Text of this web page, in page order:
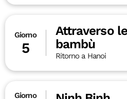
Giorno
5
Attraverso
bambù
Ritorno a Hanoi
Giorno